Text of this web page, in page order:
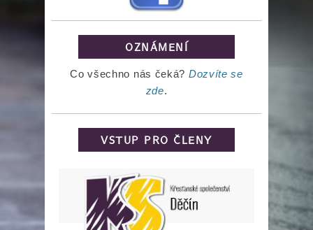
OZNÁMENÍ
Co všechno nás čeká? Dozvíte se
zde.
VSTUP PRO ČLENY